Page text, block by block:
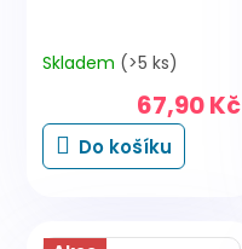
Skladem (>5 ks)
67,90 Kč
Do košíku